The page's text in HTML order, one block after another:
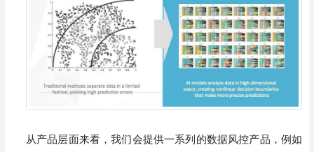
从产品层面来看，我们会提供一系列的数据风控产品，例如